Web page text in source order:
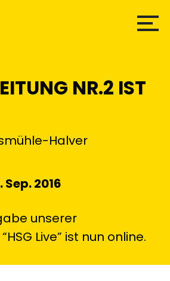
NR.2 IST
Halver
Sep. 2016
unserer
Live” ist nun online.